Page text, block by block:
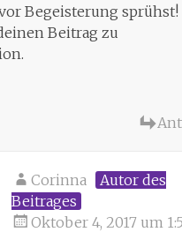
Begeisterung sprühst!
Beitrag zu
Corinna
Autor des
Beitrages
Oktober 4, 2017 um